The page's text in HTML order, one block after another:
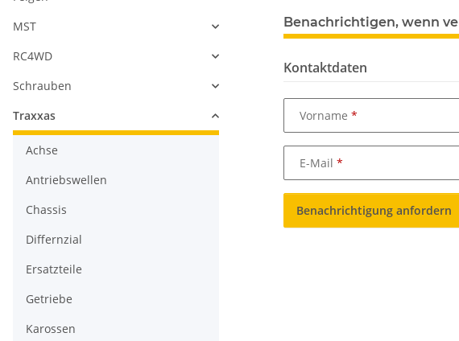
Benachrichtigen, wenn
Kontaktdaten
Vorname
E-Mail
Benachrichtigung anfordern
MST
RC4WD
Schrauben
Traxxas
Achse
Antriebswellen
Chassis
Differnzial
Ersatzteile
Getriebe
Karossen